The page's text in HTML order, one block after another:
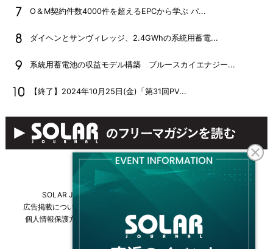
O＆M契約件数4000件を超えるEPCから学ぶ パ...
ダイヘンとサンヴィレッジ、2.4GWhの系統用蓄電...
系統用蓄電池の収益モデル構築 ブルースカイエナジー...
【終了】2024年10月25日(金)「第31回PV...
SOLAR JOURNALについて
広告掲載について
個人情報保護方針
運営会社・媒体一覧 For overseas customers